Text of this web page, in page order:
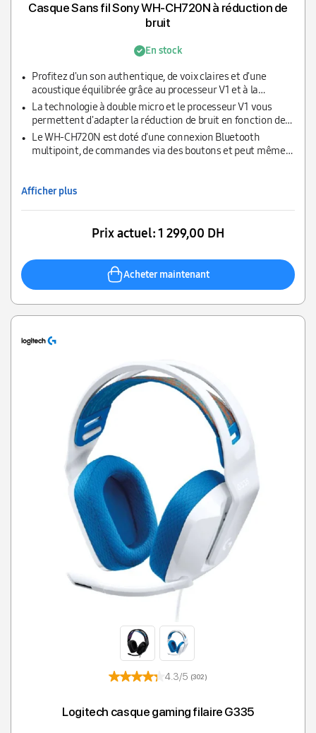
Casque Sans fil Sony WH-CH720N à réduction de
bruit
En stock
Profitez d'un son authentique, de voix claires et d'une
acoustique équilibrée grâce au processeur V1 et à la
technologie Digital Sound Enhancement Engine (DSEE), qui
produisent un son de haute qualité, exactement comme les
artistes l'ont imaginé.
La technologie à double micro et le processeur V1 vous
permettent d'adapter la réduction de bruit en fonction de
vos préférences. Avec l'application Sony | Headphones
Connect, vous pouvez régler le niveau de réduction de bruit
Le WH-CH720N est doté d'une connexion Bluetooth
multipoint, de commandes via des boutons et peut même
Afficher plus
Prix actuel:1 299,00 DH
Acheter maintenant
4.3/5 (302)
Logitech casque gaming filaire G335